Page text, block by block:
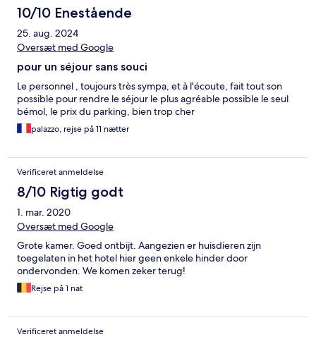
10/10 Enestående
25. aug. 2024
Oversæt med Google
pour un séjour sans souci
Le personnel , toujours très sympa, et à l'écoute, fait tout son
possible pour rendre le séjour le plus agréable possible le seul
bémol, le prix du parking, bien trop cher
palazzo, rejse på 11 nætter
Verificeret anmeldelse
8/10 Rigtig godt
1. mar. 2020
Oversæt med Google
Grote kamer. Goed ontbijt. Aangezien er huisdieren zijn
toegelaten in het hotel hier geen enkele hinder door
ondervonden. We komen zeker terug!
Rejse på 1 nat
Verificeret anmeldelse